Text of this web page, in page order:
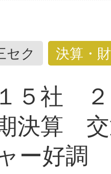
セク 決算・
５社
決算
ー好調